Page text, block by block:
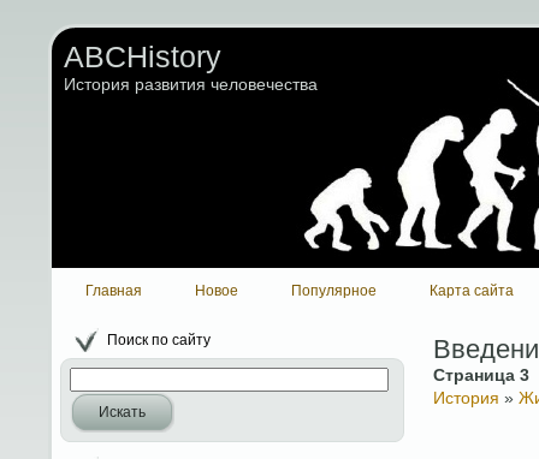
ABCHistory
История развития человечества
Главная Новое Популярное Карта сайта
Поиск по сайту
Искать
Страница 3
История »